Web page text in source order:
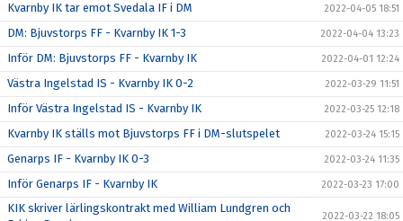
Kvarnby IK tar emot Svedala IF i DM 2022-04-05 18:51
DM: Bjuvstorps FF - Kvarnby IK 1-3 2022-04-04 13:23
Inför DM: Bjuvstorps FF - Kvarnby IK 2022-04-01 12:24
Västra Ingelstad IS - Kvarnby IK 0-2 2022-03-29 11:51
Inför Västra Ingelstad IS - Kvarnby IK 2022-03-25 12:18
Kvarnby IK ställs mot Bjuvstorps FF i DM-slutspelet 2022-03-24 15:15
Genarps IF - Kvarnby IK 0-3 2022-03-24 11:35
Inför Genarps IF - Kvarnby IK 2022-03-23 17:00
KIK skriver lärlingskontrakt med William Lundgren och
2022-03-22 18:05